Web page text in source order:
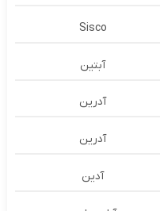
Sisco
آبتین
آدرين
آدرین
آدین